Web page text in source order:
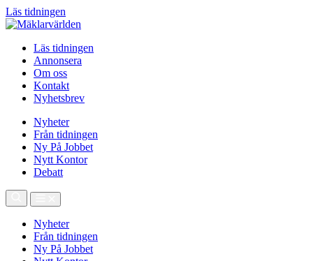
Läs tidningen
Läs tidningen
Annonsera
Om oss
Kontakt
Nyhetsbrev
Nyheter
Från tidningen
Ny På Jobbet
Nytt Kontor
Debatt
Nyheter
Från tidningen
Ny På Jobbet